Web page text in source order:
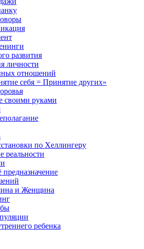
развития
личности
отношений
себя = Принятие других»
своими руками
по Хеллингеру
реальности
и Женщина
ребенка